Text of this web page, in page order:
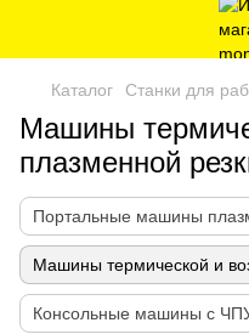
Каталог Станки для
Машины
плазменной
Консольные машины с